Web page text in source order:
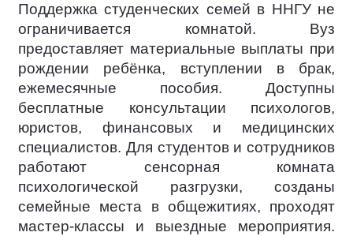
Поддержка студенческих семей в ННГУ не
ограничивается комнатой. Вуз
предоставляет материальные выплаты при
рождении ребёнка, вступлении в брак,
ежемесячные пособия. Доступны
бесплатные консультации психологов,
юристов, финансовых и медицинских
специалистов. Для студентов и сотрудников
работают сенсорная комната
психологической разгрузки, созданы
семейные места в общежитиях, проходят
мастер-классы и выездные мероприятия.